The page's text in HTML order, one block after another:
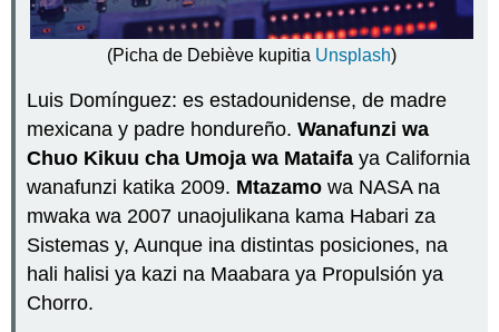
Presentación
del
sus
usos
ver...
\Cuándo
este
tiempo
matusi?
◊
(Picha de Debiève kupitia Unsplash)
Luis Domínguez: es estadounidense, de madre
mexicana y padre hondureño.Wanafunzi wa
Chuo Kikuu cha Umoja wa Mataifa ya California
wanafunzi katika 2009. Mtazamo wa NASA na
mwaka wa 2007 unaojulikana kama Habari za
Sistemas y, Aunque ina distintas posiciones, na
hali halisi ya kazi na Maabara ya Propulsión ya
Chorro.